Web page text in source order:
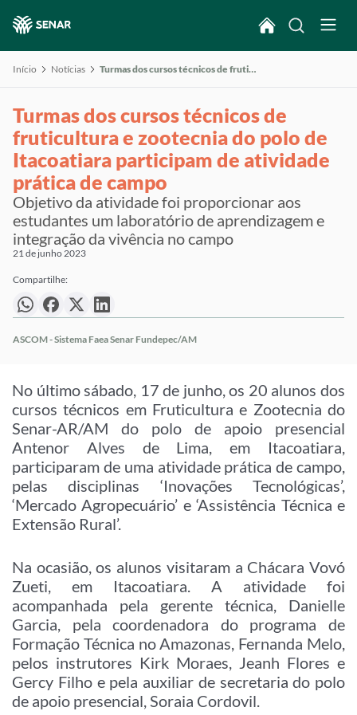
Início Notícias Turmas dos cursos técnicos de fruticultura e zootecnia do polo de Itacoatiara participam de atividade prática de campo
Turmas dos cursos técnicos de
fruticultura e zootecnia do polo de
Itacoatiara participam de atividade
prática de campo
Objetivo da atividade foi proporcionar aos
estudantes um laboratório de aprendizagem e
integração da vivência no campo
21 de junho 2023
Compartilhe:
ASCOM - Sistema Faea Senar Fundepec/AM
No último sábado, 17 de junho, os 20 alunos dos
cursos técnicos em Fruticultura e Zootecnia do
Senar-AR/AM do polo de apoio presencial
Antenor Alves de Lima, em Itacoatiara,
participaram de uma atividade prática de campo,
pelas disciplinas ‘Inovações Tecnológicas’,
‘Mercado Agropecuário’ e ‘Assistência Técnica e
Extensão Rural’.
Na ocasião, os alunos visitaram a Chácara Vovó
Zueti, em Itacoatiara. A atividade foi
acompanhada pela gerente técnica, Danielle
Garcia, pela coordenadora do programa de
Formação Técnica no Amazonas, Fernanda Melo,
pelos instrutores Kirk Moraes, Jeanh Flores e
Gercy Filho e pela auxiliar de secretaria do polo
de apoio presencial, Soraia Cordovil.